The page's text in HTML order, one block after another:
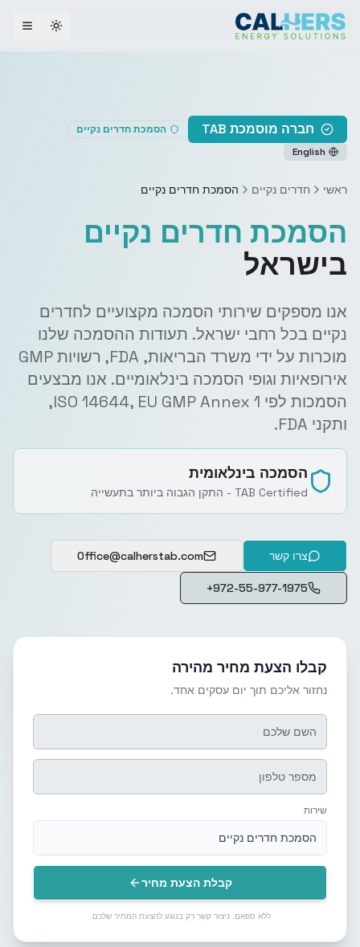
theme
חברה מוסמכת TAB
הסמכת חדרים נקיים
English
ראשי חדרים נקיים הסמכת חדרים נקיים
הסמכת חדרים נקיים
בישראל
אנו מספקים שירותי הסמכה מקצועיים לחדרים
נקיים בכל רחבי ישראל. תעודות ההסמכה שלנו
מוכרות על ידי משרד הבריאות, FDA, רשויות GMP
אירופאיות וגופי הסמכה בינלאומיים. אנו מבצעים
הסמכות לפי ISO 14644, EU GMP Annex 1,
ותקני FDA.
הסמכה בינלאומית
TAB Certified - התקן הגבוה ביותר בתעשייה
צרו קשר Office@calherstab.com
+972-55-977-1975
קבלו הצעת מחיר מהירה
נחזור אליכם תוך יום עסקים אחד.
שירות
הסמכת חדרים נקיים
קבלת הצעת מחיר
ללא ספאם. ניצור קשר רק בנוגע להצעת המחיר שלכם.